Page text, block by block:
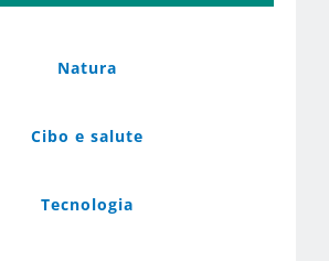
Natura
Cibo e salute
Tecnologia